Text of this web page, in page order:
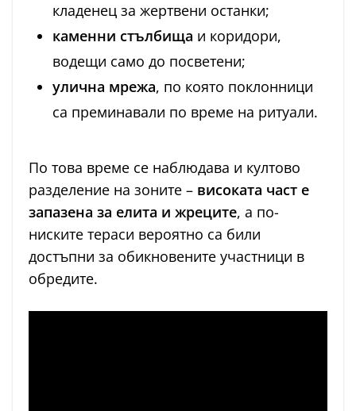
кладенец за жертвени останки;
каменни стълбища и коридори,
водещи само до посветени;
улична мрежа, по която поклонници
са преминавали по време на ритуали.
По това време се наблюдава и култово
разделение на зоните – високата част е
запазена за елита и жреците, а по-
ниските тераси вероятно са били
достъпни за обикновените участници в
обредите.